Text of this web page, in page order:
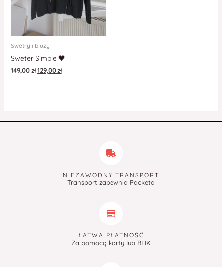
Swetry i bluzy
Sweter Simple 🖤
149,00zł 129,00zł
NIEZAWODNY TRANSPORT
Transport zapewnia Packeta
ŁATWA PŁATNOŚĆ
Za pomocą karty lub BLIK